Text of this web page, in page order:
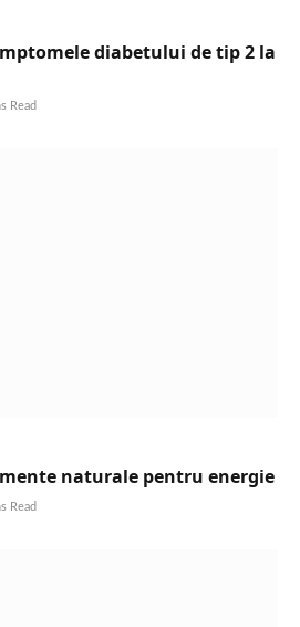
diabetului de tip 2 la
Read
naturale pentru energie
Read